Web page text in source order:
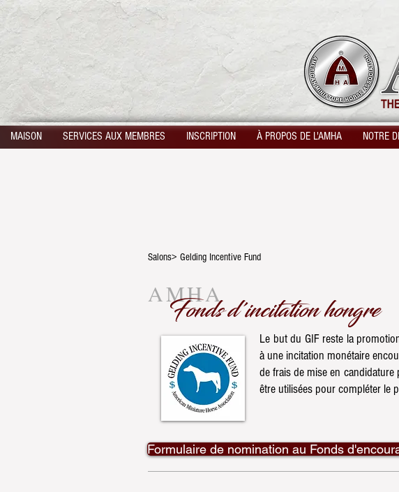
MAISON SERVICES AUX MEMBRES INSCRIPTION À PROPOS DE L'AMHA NOTRE
Salons> Gelding Incentive Fund
Le but du GIF reste la
à une incitation monétaire
de frais de mise en
être utilisées pour compléter le
Formulaire de nomination au Fonds
AMHA
Fonds d'incitation hongre